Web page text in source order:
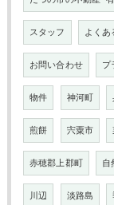
スタッフ よくあ
お問い合わせ プ
物件 神河町
煎餅 宍粟市
赤穂郡上郡町 自
川辺 淡路島